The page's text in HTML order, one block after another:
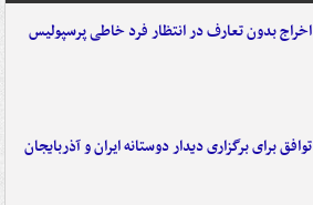
اخراج بدون تعارف در انتظار فرد خاطی پرسپولیس
توافق برای برگزاری دیدار دوستانه ایران و آذربایجان